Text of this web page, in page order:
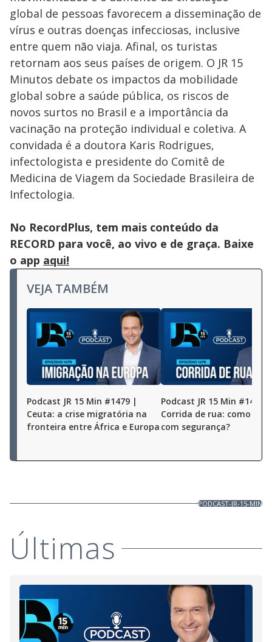
global de pessoas favorecem a disseminação de
vírus e outras doenças infecciosas, inclusive
entre quem não viaja. Afinal, os turistas
retornam aos seus países de origem. O JR 15
Minutos debate os impactos da mobilidade
global sobre a saúde pública, os riscos de
novos surtos no Brasil e a importância da
vacinação na proteção individual e coletiva. A
convidada é a doutora Karis Rodrigues,
infectologista e presidente do Comitê de
Medicina de Viagem da Sociedade Brasileira de
Infectologia.
No RecordPlus, tem mais conteúdo da
RECORD para você, ao vivo e de graça. Baixe
o app aqui!
VEJA TAMBÉM
Podcast JR 15 Min #1479 |
Ceuta: a crise migratória na
fronteira entre África e Europa
Podcast JR 15 Min #1478 |
Corrida de rua: como
com segurança?
PODCAST-JR-15-MIN
Últimas